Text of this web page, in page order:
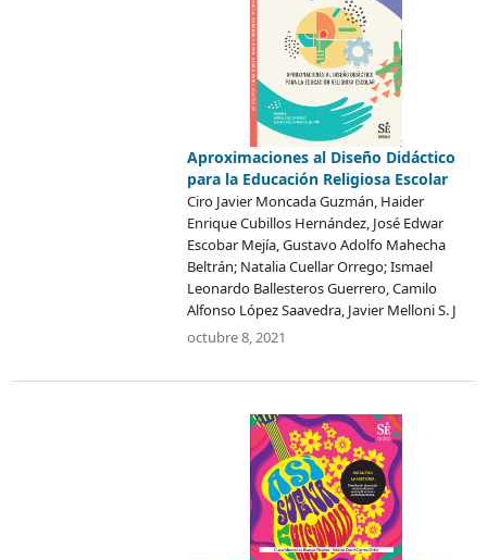
Aproximaciones al Diseño Didáctico
para la Educación Religiosa Escolar
Ciro Javier Moncada Guzmán, Haider
Enrique Cubillos Hernández, José Edwar
Escobar Mejía, Gustavo Adolfo Mahecha
Beltrán; Natalia Cuellar Orrego; Ismael
Leonardo Ballesteros Guerrero, Camilo
Alfonso López Saavedra, Javier Melloni S. J
octubre 8, 2021